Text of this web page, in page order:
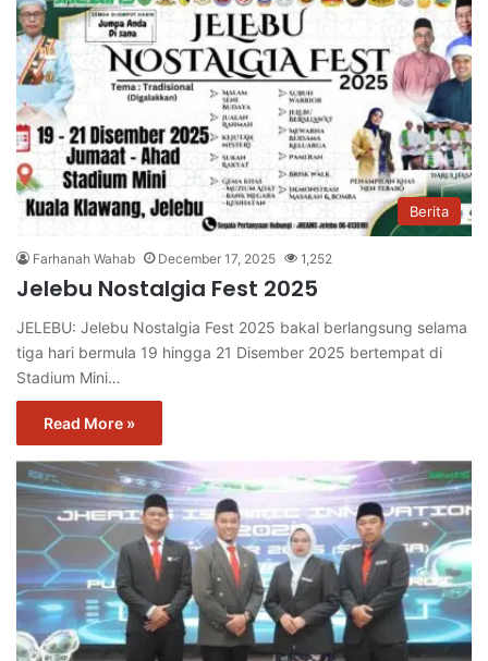
Berita
Farhanah Wahab December 17, 2025 1,252
Jelebu Nostalgia Fest 2025
JELEBU: Jelebu Nostalgia Fest 2025 bakal berlangsung selama
tiga hari bermula 19 hingga 21 Disember 2025 bertempat di
Stadium Mini…
Read More »